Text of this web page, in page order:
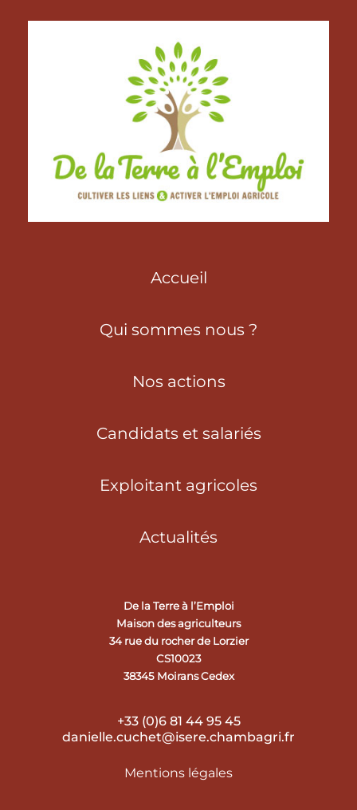
Accueil
Qui sommes nous ?
Nos actions
Candidats et salariés
Exploitant agricoles
Actualités
De la Terre à l’Emploi
Maison des agriculteurs
34 rue du rocher de Lorzier
CS10023
38345 Moirans Cedex
+33 (0)6 81 44 95 45
danielle.cuchet@isere.chambagri.fr
Mentions légales